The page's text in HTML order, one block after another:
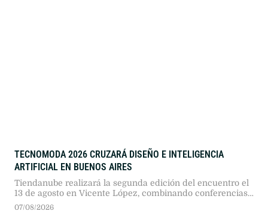
TECNOMODA 2026 CRUZARÁ DISEÑO E INTELIGENCIA
ARTIFICIAL EN BUENOS AIRES
Tiendanube realizará la segunda edición del encuentro el
13 de agosto en Vicente López, combinando conferencias
sobre inteligencia artificial, comercio electrónico y tres
07/08/2026